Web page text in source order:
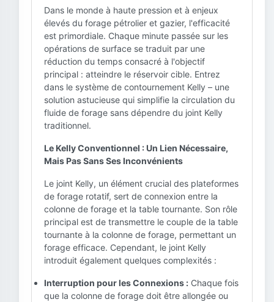
Dans le monde à haute pression et à enjeux
élevés du forage pétrolier et gazier, l'efficacité
est primordiale. Chaque minute passée sur les
opérations de surface se traduit par une
réduction du temps consacré à l'objectif
principal : atteindre le réservoir cible. Entrez
dans le système de contournement Kelly – une
solution astucieuse qui simplifie la circulation du
fluide de forage sans dépendre du joint Kelly
traditionnel.
Le Kelly Conventionnel : Un Lien Nécessaire,
Mais Pas Sans Ses Inconvénients
Le joint Kelly, un élément crucial des plateformes
de forage rotatif, sert de connexion entre la
colonne de forage et la table tournante. Son rôle
principal est de transmettre le couple de la table
tournante à la colonne de forage, permettant un
forage efficace. Cependant, le joint Kelly
introduit également quelques complexités :
Interruption pour les Connexions : Chaque fois
que la colonne de forage doit être allongée ou